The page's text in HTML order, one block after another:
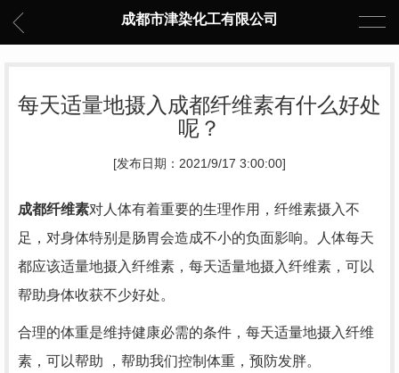
成都市津染化工有限公司
每天适量地摄入成都纤维素有什么好处
呢？
[发布日期：2021/9/17 3:00:00]
成都纤维素对人体有着重要的生理作用，纤维素摄入不
足，对身体特别是肠胃会造成不小的负面影响。人体每天
都应该适量地摄入纤维素，每天适量地摄入纤维素，可以
帮助身体收获不少好处。
合理的体重是维持健康必需的条件，每天适量地摄入纤维
素，可以帮助 ，帮助我们控制体重，预防发胖。